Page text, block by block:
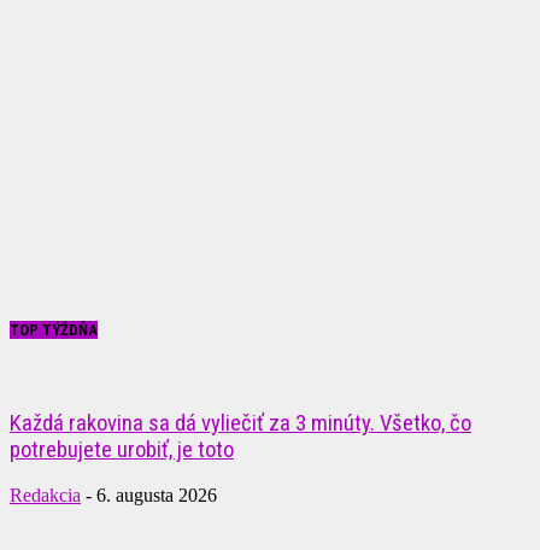
TOP TÝŽDŇA
Každá rakovina sa dá vyliečiť za 3 minúty. Všetko, čo
potrebujete urobiť, je toto
Redakcia - 6. augusta 2026